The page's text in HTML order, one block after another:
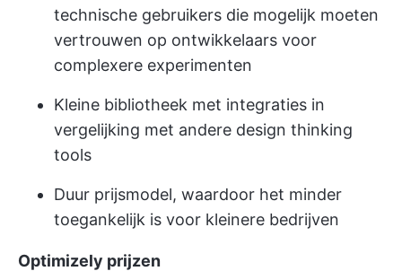
technische gebruikers die mogelijk moeten
vertrouwen op ontwikkelaars voor
complexere experimenten
Kleine bibliotheek met integraties in
vergelijking met andere design thinking
tools
Duur prijsmodel, waardoor het minder
toegankelijk is voor kleinere bedrijven
Optimizely prijzen